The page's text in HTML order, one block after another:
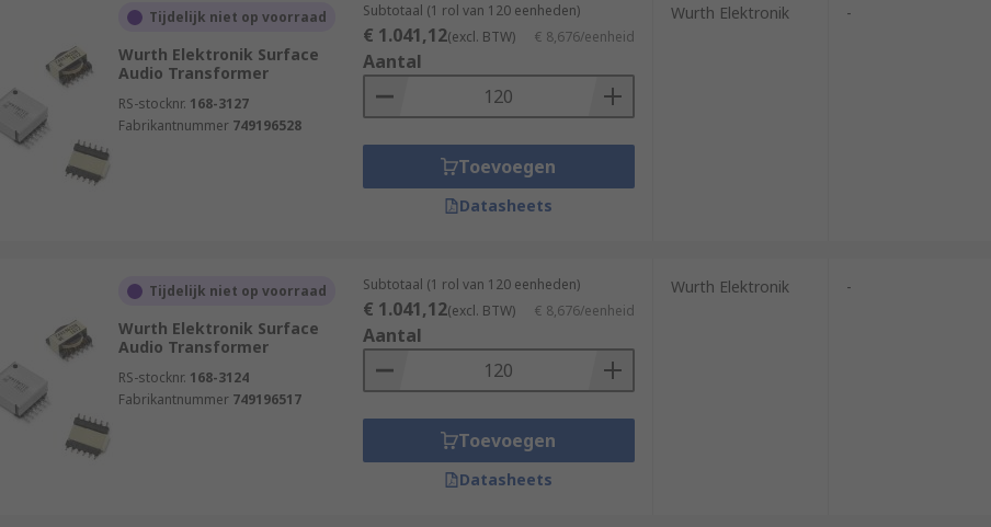
Tijdelijk niet op voorraad
Wurth Elektronik Surface
Audio Transformer
RS-stocknr. 168-3127
Fabrikantnummer 749196528
Subtotaal (1 rol van 120 eenheden)
€ 1.041,12(excl. BTW) € 8,676/eenheid
Aantal
Toevoegen
Datasheets
Wurth Elektronik -
Tijdelijk niet op voorraad
Wurth Elektronik Surface
Audio Transformer
RS-stocknr. 168-3124
Fabrikantnummer 749196517
Subtotaal (1 rol van 120 eenheden)
€ 1.041,12(excl. BTW) € 8,676/eenheid
Aantal
Toevoegen
Datasheets
Wurth Elektronik -